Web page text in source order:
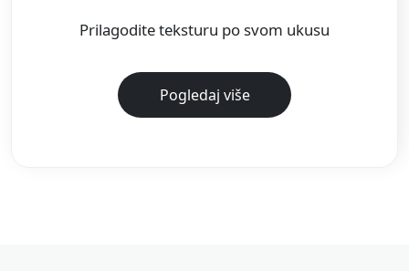
Prilagodite teksturu po svom ukusu
Pogledaj više